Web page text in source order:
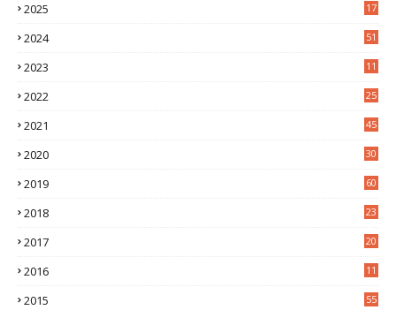
2025
17
2024 51
2023
11
2022
25
2021
45
2020
30
2019 60
2018
23
2017
20
2016
11
2015 55